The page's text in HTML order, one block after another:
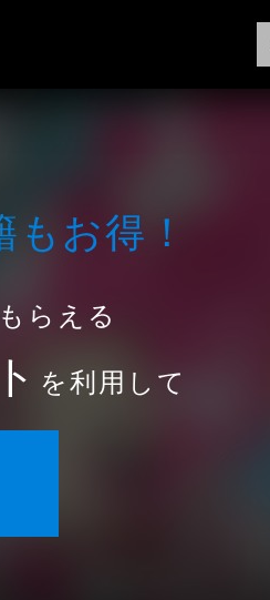
お得！
らえる
を利用して